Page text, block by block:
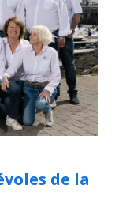
de la